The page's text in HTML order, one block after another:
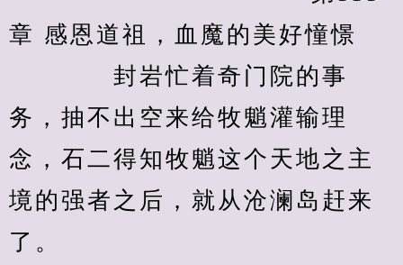
章 感恩道祖，血魔的美好憧憬
封岩忙着奇门院的事
务，抽不出空来给牧魈灌输理
念，石二得知牧魈这个天地之主
境的强者之后，就从沧澜岛赶来
了。